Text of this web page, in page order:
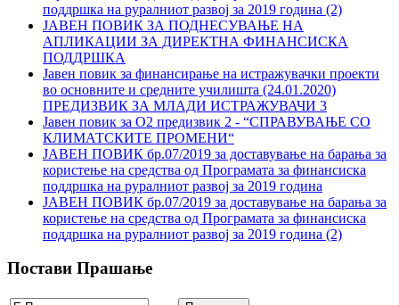
поддршка на руралниот развој за 2019 година (2)
ЈАВЕН ПОВИК ЗА ПОДНЕСУВАЊЕ НА
АПЛИКАЦИИ ЗА ДИРЕКТНА ФИНАНСИСКА
ПОДДРШКА
Јавен повик за финансирање на истражувачки проекти
во основните и средните училишта (24.01.2020)
ПРЕДИЗВИК ЗА МЛАДИ ИСТРАЖУВАЧИ 3
Јавен повик за О2 предизвик 2 - “СПРАВУВАЊЕ СО
КЛИМАТСКИТЕ ПРОМЕНИ“
ЈАВЕН ПОВИК бр.07/2019 за доставување на барања за
користење на средства од Програмата за финансиска
поддршка на руралниот развој за 2019 година
ЈАВЕН ПОВИК бр.07/2019 за доставување на барања за
користење на средства од Програмата за финансиска
поддршка на руралниот развој за 2019 година (2)
Постави Прашање